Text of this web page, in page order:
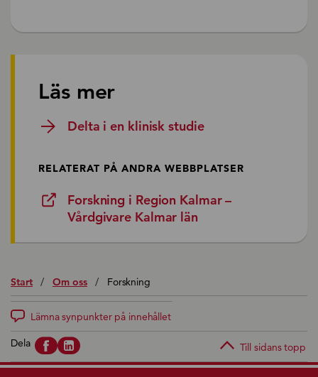
Läs mer
Delta i en klinisk studie
RELATERAT PÅ ANDRA WEBBPLATSER
Forskning i Region Kalmar –
Vårdgivare Kalmar län
Start / Om oss / Forskning
Lämna synpunkter på innehållet
Dela Till sidans topp